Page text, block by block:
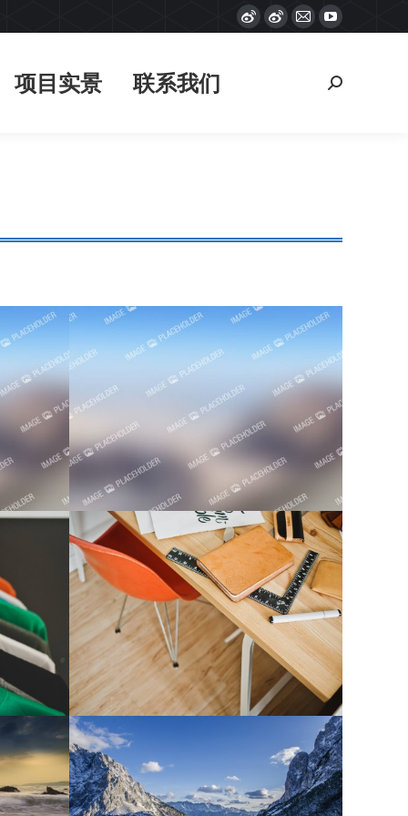
WeiboWeiboMail
opens
YouTube
opens
项目实景 联系我们
搜
Conference Album
Light interior
项目实景 联系我们
搜